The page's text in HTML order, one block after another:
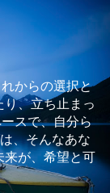
からの選択と
、立ち止まっ
スで、自分ら
、そんなあな
来が、希望と可